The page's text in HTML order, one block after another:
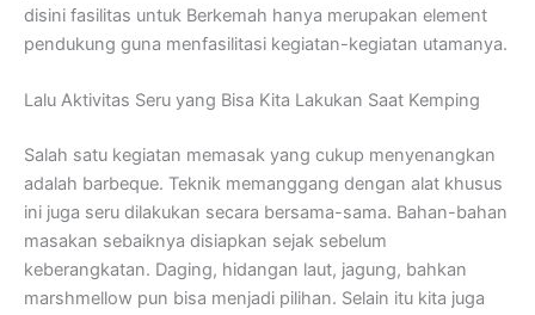
disini fasilitas untuk Berkemah hanya merupakan element
pendukung guna menfasilitasi kegiatan-kegiatan utamanya.
Lalu Aktivitas Seru yang Bisa Kita Lakukan Saat Kemping
Salah satu kegiatan memasak yang cukup menyenangkan
adalah barbeque. Teknik memanggang dengan alat khusus
ini juga seru dilakukan secara bersama-sama. Bahan-bahan
masakan sebaiknya disiapkan sejak sebelum
keberangkatan. Daging, hidangan laut, jagung, bahkan
marshmellow pun bisa menjadi pilihan. Selain itu kita juga